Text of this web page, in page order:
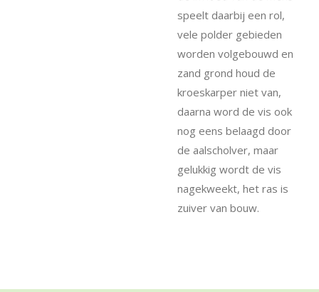
speelt daarbij een rol,
vele polder gebieden
worden volgebouwd en
zand grond houd de
kroeskarper niet van,
daarna word de vis ook
nog eens belaagd door
de aalscholver, maar
gelukkig wordt de vis
nagekweekt, het ras is
zuiver van bouw.